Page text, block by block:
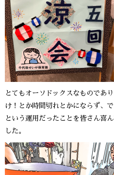
とてもオーソドックスなものであ
け！とか時間切れとかにならず、
という運用だったことを皆さん喜
した。